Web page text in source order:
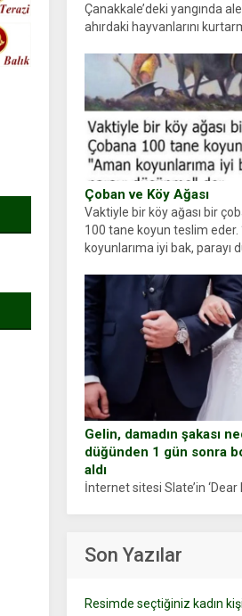
Çanakkale’deki yangında
ahırdaki hayvanlarını
ellerinde yanıklar oluşan
anları anlattı… Merkeze
Çoban ve Köy Ağası
Vaktiyle bir köy ağası bir
100 tane koyun teslim eder.
koyunlarıma iyi bak, parayı
Gelin, damadın şakası
düğünden 1 gün sonra
aldı
İnternet sitesi Slate’in ‘Dear
Son Yazılar
Resimde seçtiğiniz kadın